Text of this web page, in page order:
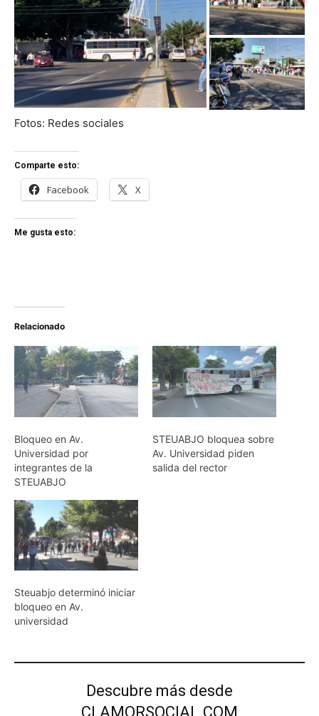
Fotos: Redes sociales
Comparte esto:
Facebook X
Me gusta esto:
Relacionado
Bloqueo en Av.
Universidad por
integrantes de la
STEUABJO
STEUABJO bloquea sobre
Av. Universidad piden
salida del rector
Steuabjo determinó iniciar
bloqueo en Av.
universidad
Descubre más desde
CLAMORSOCIAL.COM